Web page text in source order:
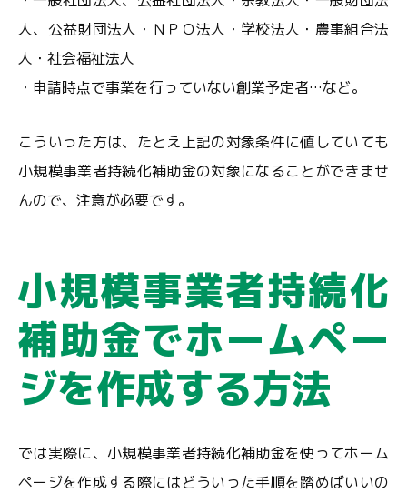
人、公益財団法人・ＮＰＯ法人・学校法人・農事組合法
人・社会福祉法人
・申請時点で事業を行っていない創業予定者…など。
こういった方は、たとえ上記の対象条件に値していても
小規模事業者持続化補助金の対象になることができませ
んので、注意が必要です。
小規模事業者持続化
補助金でホームペー
ジを作成する方法
では実際に、小規模事業者持続化補助金を使ってホーム
ページを作成する際にはどういった手順を踏めばいいの